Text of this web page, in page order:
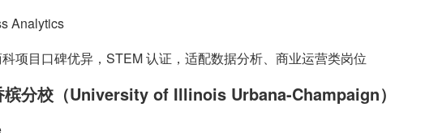
Analytics
项目口碑优异，STEM 认证，适配数据分析、商业运营类岗位
槟分校（University of Illinois Urbana-Champaign）